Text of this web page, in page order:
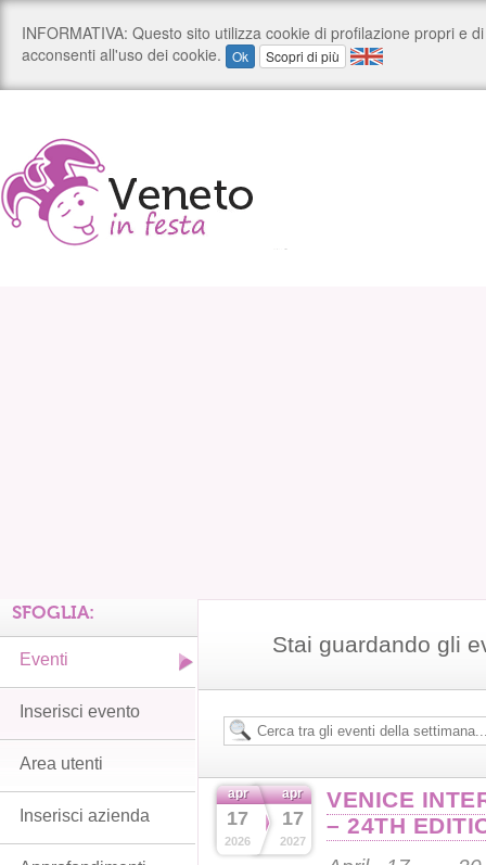
Stai guardando gli
apr
17
2026
apr
17
2027
VENICE
– 24TH
SFOGLIA:
Eventi
Inserisci evento
Area utenti
Inserisci azienda